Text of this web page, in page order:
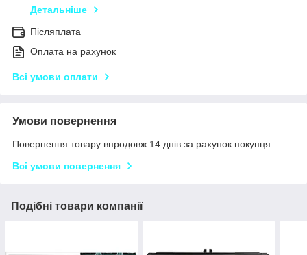
Детальніше
Післяплата
Оплата на рахунок
Всі умови оплати
Умови повернення
Повернення товару впродовж 14 днів за рахунок покупця
Всі умови повернення
Подібні товари компанії